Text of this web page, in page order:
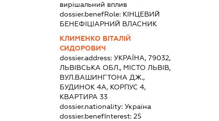
вирішальний вплив
dossier.benefRole: КІНЦЕВИЙ
БЕНЕФІЦІАРНИЙ ВЛАСНИК
КЛИМЕНКО ВІТАЛІЙ
СИДОРОВИЧ
dossier.address: УКРАЇНА, 79032,
ЛЬВІВСЬКА ОБЛ., МІСТО ЛЬВІВ,
ВУЛ.ВАШИНГТОНА ДЖ.,
БУДИНОК 4А, КОРПУС 4,
КВАРТИРА 33
dossier.nationality: Україна
dossier.benefInterest: 25